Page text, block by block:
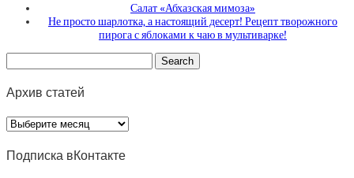
Салат «Абхазская мимоза»
Не просто шарлотка, а настоящий десерт! Рецепт творожного
пирога с яблоками к чаю в мультиварке!
Архив статей
Архив
статей
Подписка вКонтакте